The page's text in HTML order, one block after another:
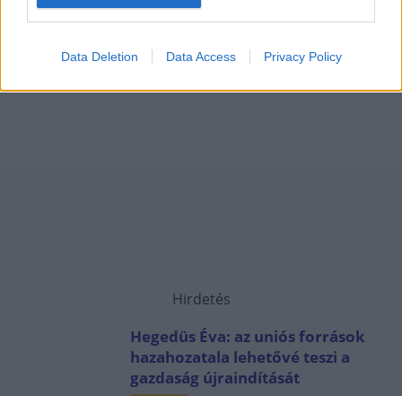
Data Deletion Data Access Privacy Policy
Hirdetés
Hegedüs Éva: az uniós források
hazahozatala lehetővé teszi a
gazdaság újraindítását